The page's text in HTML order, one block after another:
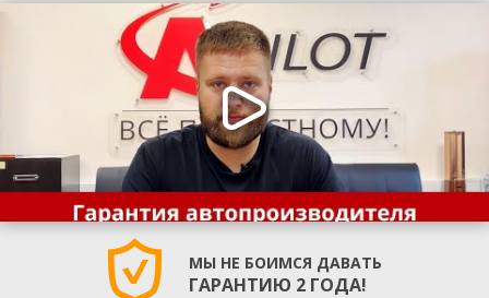
МЫ НЕ БОИМСЯ ДАВАТЬ
ГАРАНТИЮ 2 ГОДА!